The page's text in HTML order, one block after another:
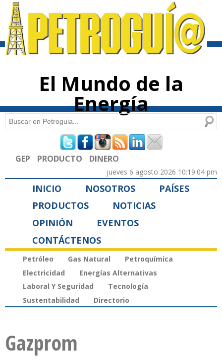
contenido
El Mundo de la
Energía
Formulario de búsqueda
Buscar
GEP PRODUCTO DINERO
jueves 6 agosto 2026 10:19:04 pm
INICIO NOSOTROS
PAÍSES
PRODUCTOS
NOTICIAS
OPINIÓN
EVENTOS
CONTÁCTENOS
Petróleo Gas Natural
Petroquímica
Electricidad
Energías Alternativas
Laboral Y Seguridad
Tecnología
Sustentabilidad
Directorio
Gazprom